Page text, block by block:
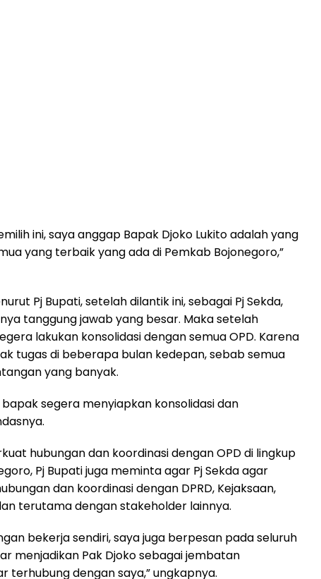
ini, saya anggap Bapak Djoko Lukito adalah yang
yang terbaik yang ada di Pemkab Bojonegoro,”
Pj Bupati, setelah dilantik ini, sebagai Pj Sekda,
tanggung jawab yang besar. Maka setelah
lakukan konsolidasi dengan semua OPD. Karena
tugas di beberapa bulan kedepan, sebab semua
yang banyak.
bapak segera menyiapkan konsolidasi dan
hubungan dan koordinasi dengan OPD di lingkup
Pj Bupati juga meminta agar Pj Sekda agar
dan koordinasi dengan DPRD, Kejaksaan,
terutama dengan stakeholder lainnya.
bekerja sendiri, saya juga berpesan pada seluruh
menjadikan Pak Djoko sebagai jembatan
terhubung dengan saya,” ungkapnya.